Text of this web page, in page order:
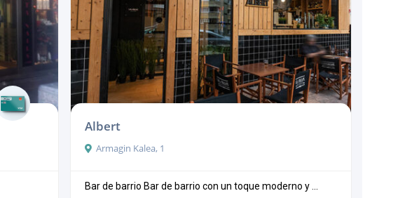
Albert
Armagin Kalea, 1
Bar de barrio Bar de barrio con un toque moderno y ...